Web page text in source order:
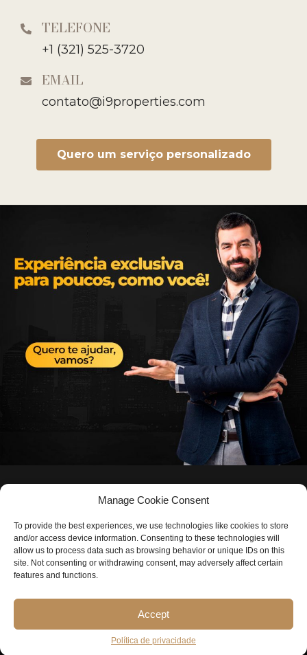
Manage Cookie Consent
To provide the best experiences, we use technologies like cookies to store
and/or access device information. Consenting to these technologies will
allow us to process data such as browsing behavior or unique IDs on this
site. Not consenting or withdrawing consent, may adversely affect certain
features and functions.
Accept
Política de privacidade
TELEFONE
+1 (321) 525-3720
EMAIL
contato@i9properties.com
Quero um serviço personalizado
©️COPYRIGHT I9PROPERTIES LLC – ALL RIGHTS RESERVED.